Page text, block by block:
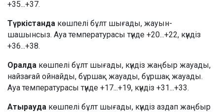
+35...+37.
Түркістанда көшпелі бұлт шығады, жауын-
шашынсыз. Ауа температурасы түнде +20...+22, күндіз
+36...+38.
Оралда көшпелі бұлт шығады, күндіз жаңбыр жауады,
найзағай ойнайды, бұршақ жауады, бұршақ жауады.
Ауа температурасы түнде +17...+19, күндіз +31...+33.
Атырауда көшпелі бұлт шығады, күндіз аздап жаңбыр